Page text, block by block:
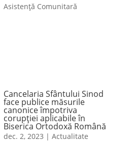
Asistență Comunitară
Cancelaria Sfântului Sinod
face publice măsurile
canonice împotriva
corupției aplicabile în
Biserica Ortodoxă Română
dec. 2, 2023 | Actualitate